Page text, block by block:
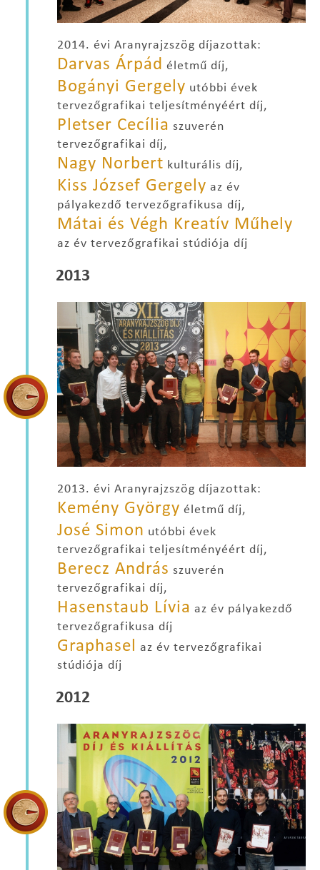
2014. évi Aranyrajzszög díjazottak:
Darvas Árpád életmű díj,
Bogányi Gergely utóbbi évek
tervezőgrafikai teljesítményéért díj,
Pletser Cecília szuverén
tervezőgrafikai díj,
Nagy Norbert kulturális díj,
Kiss József Gergely az év
pályakezdő tervezőgrafikusa díj,
Mátai és Végh Kreatív Műhely
az év tervezőgrafikai stúdiója díj
2013. évi Aranyrajzszög díjazottak:
Kemény György életmű díj,
José Simon utóbbi évek
tervezőgrafikai teljesítményéért díj,
Berecz András szuverén
tervezőgrafikai díj,
Hasenstaub Lívia az év pályakezdő
tervezőgrafikusa díj
Graphasel az év tervezőgrafikai
stúdiója díj
2013
2012